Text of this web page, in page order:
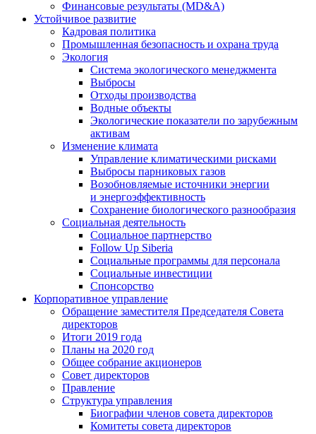
Финансовые результаты (MD&A)
Устойчивое развитие
Кадровая политика
Промышленная безопасность и охрана труда
Экология
Система экологического менеджмента
Выбросы
Отходы производства
Водные объекты
Экологические показатели по зарубежным
активам
Изменение климата
Управление климатическими рисками
Выбросы парниковых газов
Возобновляемые источники энергии
и энергоэффективность
Сохранение биологического разнообразия
Социальная деятельность
Социальное партнерство
Follow Up Siberia
Социальные программы для персонала
Социальные инвестиции
Спонсорство
Корпоративное управление
Обращение заместителя Председателя Совета
директоров
Итоги 2019 года
Планы на 2020 год
Общее собрание акционеров
Совет директоров
Правление
Структура управления
Биографии членов совета директоров
Комитеты совета директоров